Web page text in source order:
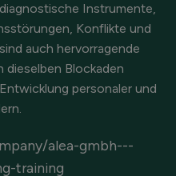
Instrumente,
Konflikte und
auch hervorragende
dieselben Blockaden
personaler und
alea-gmbh---
training